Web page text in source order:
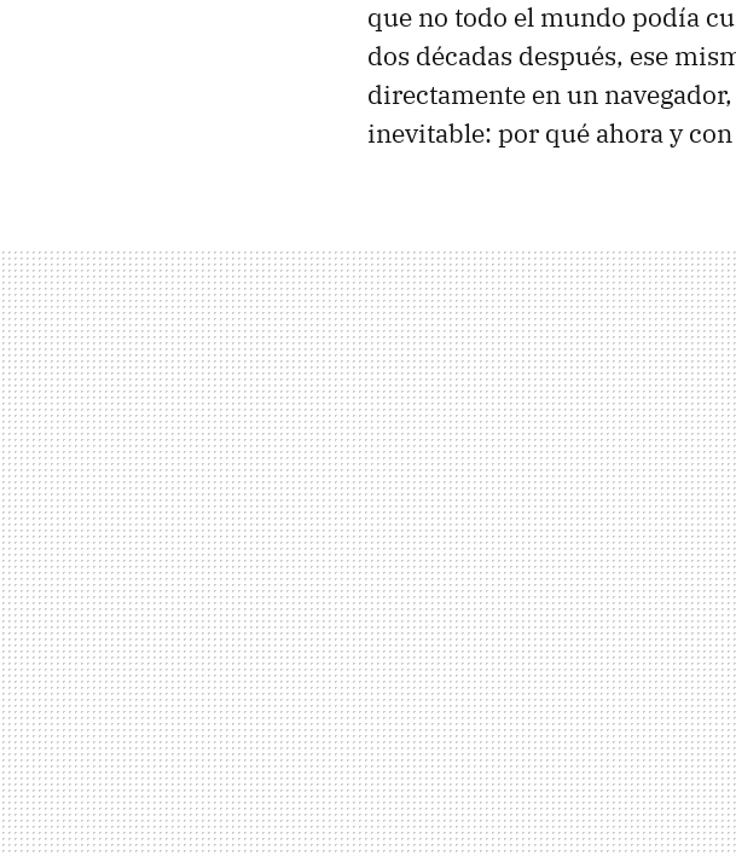
que no todo el mundo podía
dos décadas después, ese
directamente en un
inevitable: por qué ahora y